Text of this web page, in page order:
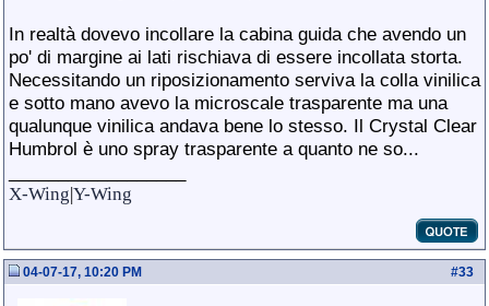
In realtà dovevo incollare la cabina guida che avendo un
po' di margine ai lati rischiava di essere incollata storta.
Necessitando un riposizionamento serviva la colla vinilica
e sotto mano avevo la microscale trasparente ma una
qualunque vinilica andava bene lo stesso. Il Crystal Clear
Humbrol è uno spray trasparente a quanto ne so...
X-Wing|Y-Wing
#33
04-07-17, 10:20 PM